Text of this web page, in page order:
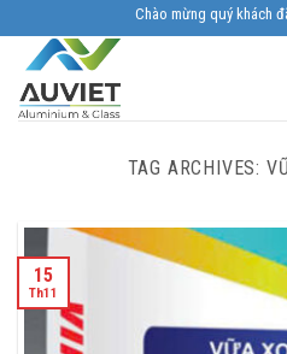
to
content
Chào mừng quý khách
TAG ARCHIVES:
15
Th11